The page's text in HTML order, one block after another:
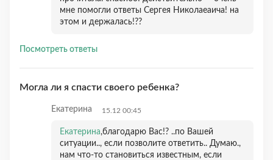
мне помогли ответы Сергея Николаеаича! на
этом и держалась!??
Посмотреть ответы
Могла ли я спасти своего ребенка?
Екатерина 15.12 00:45
Екатерина,благодарю Вас!? ..по Вашей
ситуации.., если позволите ответить.. Думаю.,
нам что-то становиться известным, если